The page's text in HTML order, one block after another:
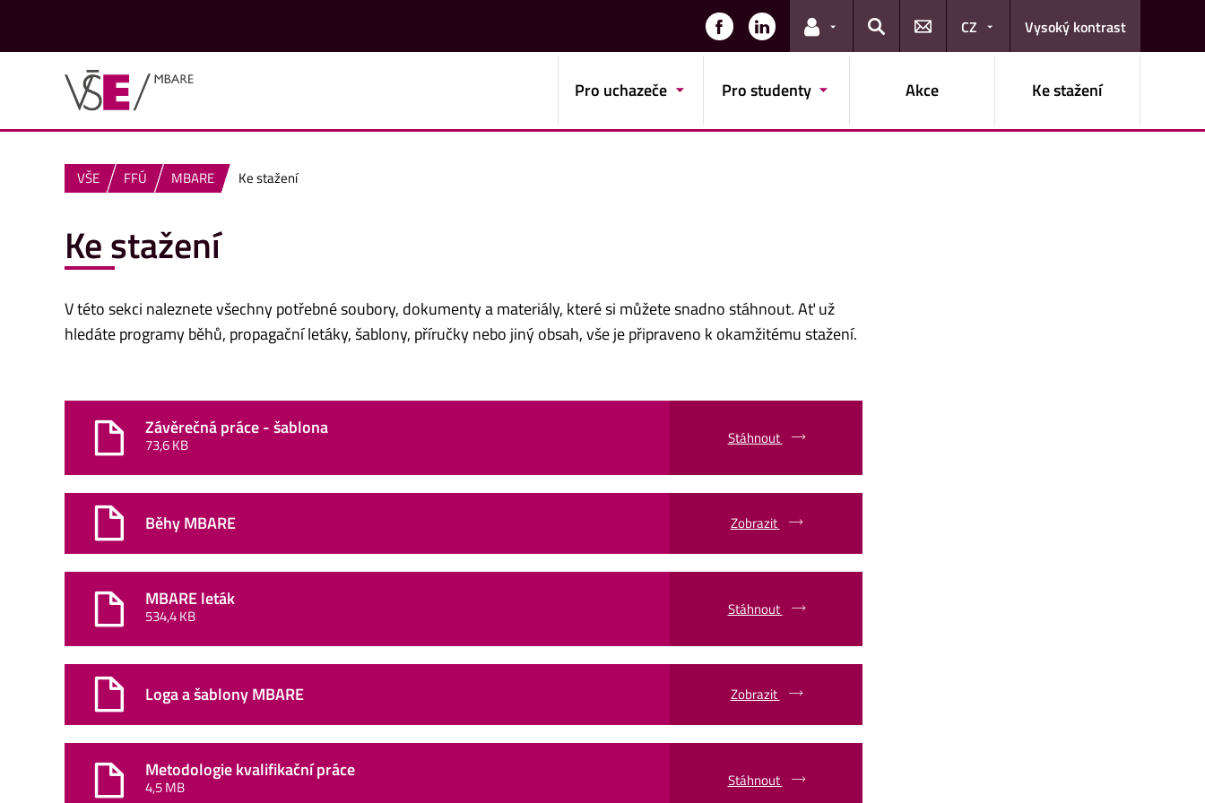
Odkazy pro uživatele
Hledat
CZ Vysoký kontrast
Pro uchazeče Pro studenty Akce Ke stažení
VŠE FFÚ MBARE Ke stažení
Ke stažení
V této sekci naleznete všechny potřebné soubory, dokumenty a materiály, které si můžete snadno stáhnout. Ať už
hledáte programy běhů, propagační letáky, šablony, příručky nebo jiný obsah, vše je připraveno k okamžitému stažení.
Závěrečná práce - šablona
73,6 KB Stáhnout
Běhy MBARE Zobrazit
MBARE leták
534,4 KB Stáhnout
Loga a šablony MBARE Zobrazit
Metodologie kvalifikační práce
4,5 MB Stáhnout